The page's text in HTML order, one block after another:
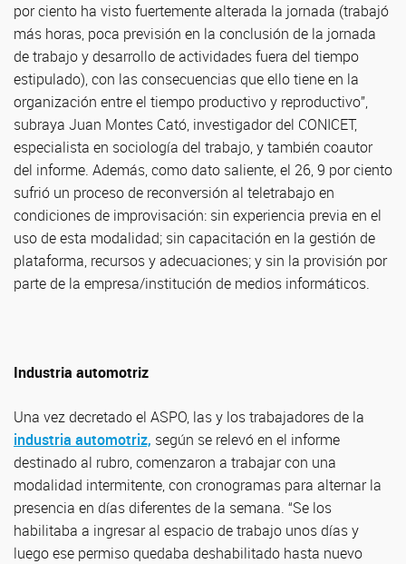
por ciento ha visto fuertemente alterada la jornada (trabajó
más horas, poca previsión en la conclusión de la jornada
de trabajo y desarrollo de actividades fuera del tiempo
estipulado), con las consecuencias que ello tiene en la
organización entre el tiempo productivo y reproductivo”,
subraya Juan Montes Cató, investigador del CONICET,
especialista en sociología del trabajo, y también coautor
del informe. Además, como dato saliente, el 26, 9 por ciento
sufrió un proceso de reconversión al teletrabajo en
condiciones de improvisación: sin experiencia previa en el
uso de esta modalidad; sin capacitación en la gestión de
plataforma, recursos y adecuaciones; y sin la provisión por
parte de la empresa/institución de medios informáticos.
Industria automotriz
Una vez decretado el ASPO, las y los trabajadores de la
industria automotriz, según se relevó en el informe
destinado al rubro, comenzaron a trabajar con una
modalidad intermitente, con cronogramas para alternar la
presencia en días diferentes de la semana. “Se los
habilitaba a ingresar al espacio de trabajo unos días y
luego ese permiso quedaba deshabilitado hasta nuevo